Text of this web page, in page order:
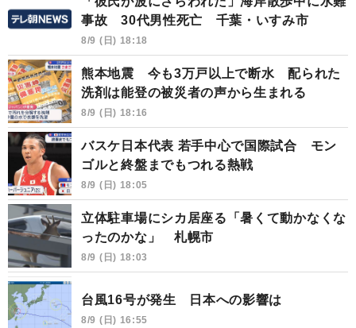
事故 30代男性死亡 千葉・いすみ市
8/9 (日) 18:18
熊本地震 今も3万戸以上で断水 配られた
洗剤は能登の被災者の声から生まれる
8/9 (日) 18:16
バスケ日本代表 若手中心で国際試合 モン
ゴルと終盤までもつれる熱戦
8/9 (日) 18:05
立体駐車場にシカ居座る「暑くて動かなくな
ったのかな」 札幌市
8/9 (日) 18:03
台風16号が発生 日本への影響は
8/9 (日) 16:55